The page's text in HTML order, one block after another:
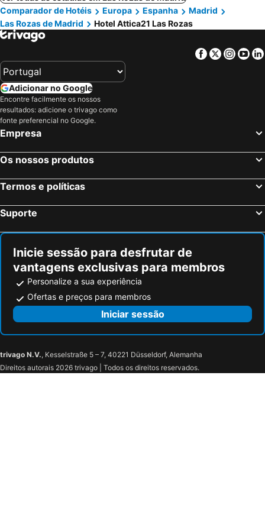
Comparador de Hotéis
Europa Espanha
Madrid
Las Rozas de Madrid
Hotel Attica21 Las Rozas
Facebook
Twitter
Adicionar no Google
Encontre facilmente os nossos
resultados: adicione o trivago como
fonte preferencial no Google.
Empresa
Os nossos produtos
Termos e políticas
Suporte
Inicie sessão para desfrutar de
vantagens exclusivas para membros
Personalize a sua experiência
Ofertas e preços para membros
Iniciar sessão
trivago N.V., Kesselstraße 5 – 7, 40221 Düsseldorf, Alemanha
Direitos autorais 2026 trivago | Todos os direitos reservados.